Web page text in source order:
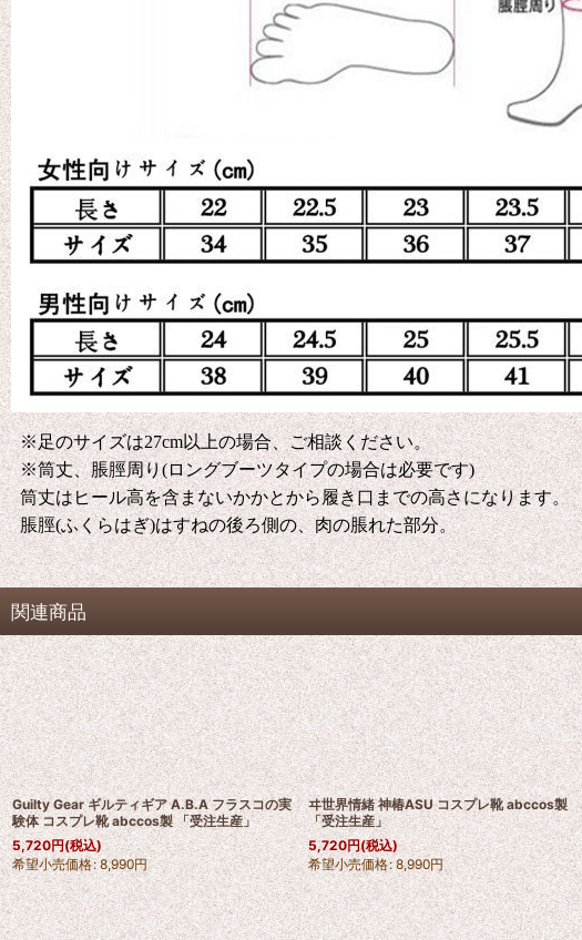
※足のサイズは27cm以上の場合、ご相談ください。
※筒丈、脹脛周り(ロングブーツタイプの場合は必要です)
筒丈はヒール高を含まないかかとから履き口までの高さになります。
脹脛(ふくらはぎ)はすねの後ろ側の、肉の脹れた部分。
関連商品
Guilty Gear ギルティギア A.B.A フラスコの実
験体 コスプレ靴 abccos製 「受注生産」
5,720円(税込)
希望小売価格: 8,990円
ヰ世界情緒 神椿ASU コスプレ靴 abccos製
「受注生産」
5,720円(税込)
希望小売価格: 8,990円